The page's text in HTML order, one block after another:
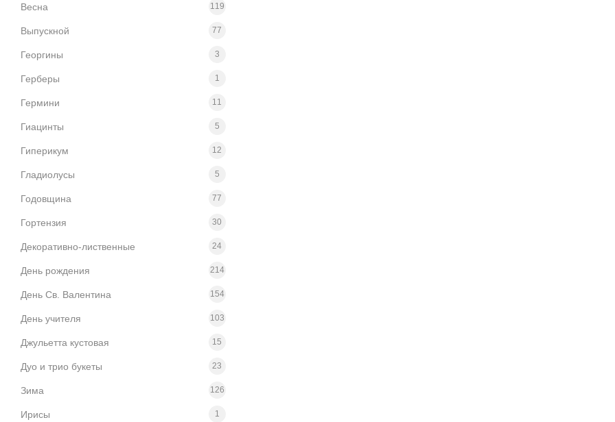
Весна 119
Выпускной 77
Георгины 3
Герберы 1
Гермини 11
Гиацинты 5
Гиперикум 12
Гладиолусы 5
Годовщина 77
Гортензия 30
Декоративно-лиственные 24
День рождения 214
День Св. Валентина 154
День учителя 103
Джульетта кустовая 15
Дуо и трио букеты 23
Зима 126
Ирисы 1